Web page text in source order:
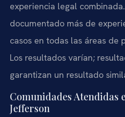
experiencia legal
documentado más de
casos en todas las áreas de
Los resultados varían;
garantizan un resultado
Comunidades Atendidas
Jefferson